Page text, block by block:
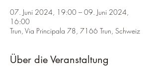
07. Juni 2024, 19:00 – 09. Juni 2024,
16:00
Trun, Via Principala 78, 7166 Trun, Schweiz
Über die Veranstaltung